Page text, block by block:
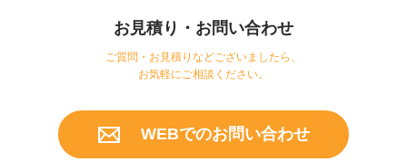
お見積り・お問い合わせ
ご質問・お見積りなどございましたら、
お気軽にご相談ください。
WEBでのお問い合わせ